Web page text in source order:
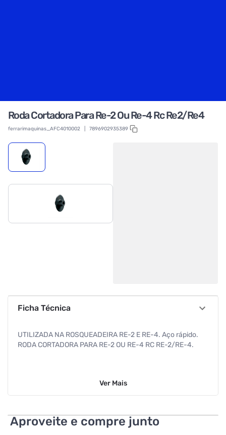
Roda Cortadora Para Re-2 Ou Re-4 Rc Re2/Re4
ferrarimaquinas_AFC4010002 7896902935389
Ficha Técnica
UTILIZADA NA ROSQUEADEIRA RE-2 E RE-4. Aço rápido.
RODA CORTADORA PARA RE-2 OU RE-4 RC RE-2/RE-4.
Ver Mais
Aproveite e compre junto